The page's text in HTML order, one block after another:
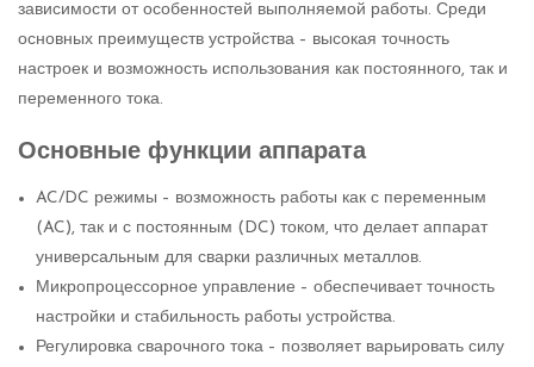
зависимости от особенностей выполняемой работы. Среди
основных преимуществ устройства – высокая точность
настроек и возможность использования как постоянного, так и
переменного тока.
Основные функции аппарата
AC/DC режимы – возможность работы как с переменным
(AC), так и с постоянным (DC) током, что делает аппарат
универсальным для сварки различных металлов.
Микропроцессорное управление – обеспечивает точность
настройки и стабильность работы устройства.
Регулировка сварочного тока – позволяет варьировать силу